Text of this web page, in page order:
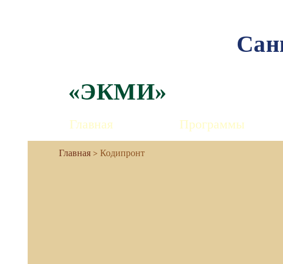
«ЭКМИ»
Главная Программы
Кодипронт